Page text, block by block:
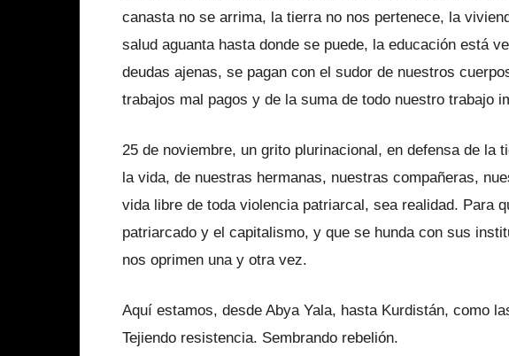
canasta no se arrima, la tierra no nos pertenece, la
salud aguanta hasta donde se puede, la educación está
deudas ajenas, se pagan con el sudor de nuestros
trabajos mal pagos y de la suma de todo nuestro trabajo
25 de noviembre, un grito plurinacional, en defensa de la
la vida, de nuestras hermanas, nuestras compañeras,
vida libre de toda violencia patriarcal, sea realidad. Para
patriarcado y el capitalismo, y que se hunda con sus
nos oprimen una y otra vez.
Aquí estamos, desde Abya Yala, hasta Kurdistán, como
Tejiendo resistencia. Sembrando rebelión.